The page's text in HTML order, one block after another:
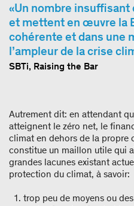
Un nombre insuffisant
et mettent en œuvre la
cohérente et dans une
l’ampleur de la crise
SBTi, Raising the Bar
Autrement dit: en attendant
atteignent le zéro net, le
climat en dehors de la propre
constitue un maillon utile qui
grandes lacunes existant
protection du climat, à savoir:
trop peu de moyens ou